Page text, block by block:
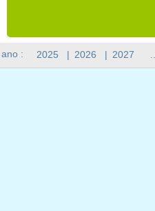
: 2025 | 2026 | 2027